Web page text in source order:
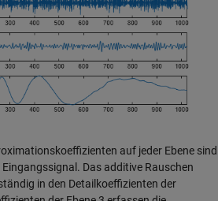
auf jeder Ebene sind
Das additive Rauschen
in den Detailkoeffizienten der